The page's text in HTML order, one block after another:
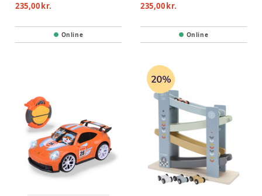
235,00 kr.
Online
235,00 kr.
Online